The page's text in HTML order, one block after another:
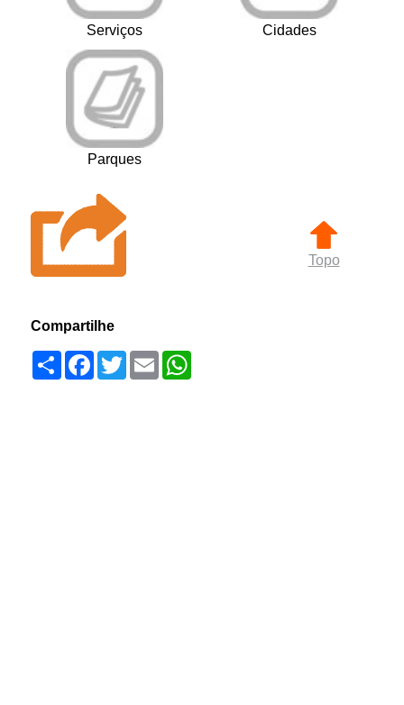
Serviços Cidades
Parques
Topo
Compartilhe
Compartilhar
Facebook
TwitterEmail